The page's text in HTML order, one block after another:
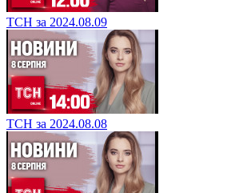
ТСН за 2024.08.09
ТСН за 2024.08.08